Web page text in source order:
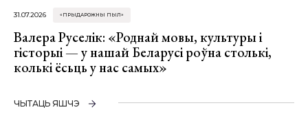
31.07.2026 «ПРЫДАРОЖНЫ ПЫЛ»
Валера Руселік: «Роднай мовы, культуры і
гісторыі — у нашай Беларусі роўна столькі,
колькі ёсьць у нас самых»
ЧЫТАЦЬ ЯШЧЭ